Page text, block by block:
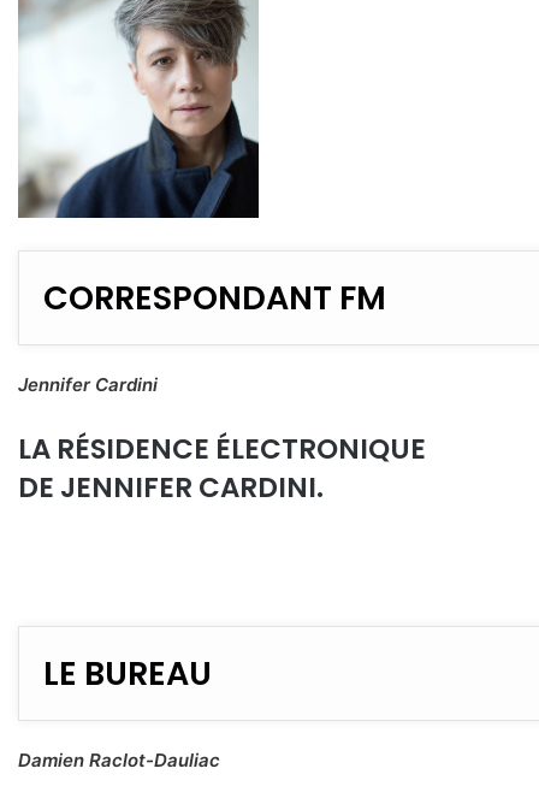
CORRESPONDANT FM
Jennifer Cardini
LA RÉSIDENCE ÉLECTRONIQUE
DE JENNIFER CARDINI.
LE BUREAU
Damien Raclot-Dauliac